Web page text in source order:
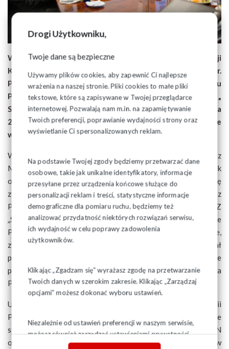
Drogi Użytkowniku,
Twoje dane są bezpieczne
Używamy plików cookies, aby zapewnić Ci najlepsze
wrażenia na naszej stronie. Pliki cookies to małe pliki
tekstowe, które są zapisywane w Twojej przeglądarce
internetowej. Pozwalają nam m.in. na zapamiętywanie
Twoich preferencji, poprawianie wydajności strony oraz
wyświetlanie Ci spersonalizowanych reklam.
Na podstawie Twojej zgody będziemy przetwarzać dane
osobowe, takie jak unikalne identyfikatory, informacje
przesyłane przez urządzenia końcowe służące do
personalizacji reklam i treści, statystyczne informacje
demograficzne dla pomiaru ruchu, będziemy też
analizować przydatność niektórych rozwiązań serwisu,
ich wydajność w celu poprawy zadowolenia
użytkowników.
Klikając „Zgadzam się” wyrażasz zgodę na przetwarzanie
Twoich danych w szerokim zakresie. Klikając „Zarządzaj
opcjami” możesz dokonać wyboru ustawień.
Niezależnie od ustawień preferencji w naszym serwisie,
możesz również zarządzać ustawieniami prywatności
swojej przeglądarki. Więcej informacji o przetwarzaniu
W odpowiedzi na prośbę Przewodniczącego Komisji
Krajowej NSZZ „Solidarność” Piotra Dudy, 15 listopada br.
Prezydent Andrzej Duda rozmawiał w Pałacu
Prezydenckim z przedstawicielami rządu i oświatowej „
Solidarności” na temat realizacji porozumienia z 7 kwietnia
2019 r. dotyczącego m.in. zmian w systemie
wynagradzania i poprawy warunków pracy nauczycieli.
W spotkaniu stronę rządową reprezentował premier Mateusz
Morawiecki, Minister Edukacji i Nauki Przemysław Czarnek
oraz Wiceminister MEN Dariusz Piontkowski, a stronę
związkową Szef KK NSZZ „Solidarność” Piotr Duda oraz
Przewodniczący Krajowej Sekcji Oświaty i Wychowania NSZZ
„Solidarność” Ryszard Proksa. Strony zgodnie oceniły, że
Porozumienie w większości punktów zostało zrealizowane,
zwłaszcza odnośnie podwyżek płac nauczycieli. Pozostał
punkt VI. Porozumienia, którego realizacja będzie
przedmiotem dalszych rozmów z udziałem przedstawiciela
Prezydenta RP – patrona tego dialogu.
Uczestnicząca w spotkaniu Sekretarz Stanu w Kancelarii
Prezydenta RP Bogna Janke poinformowała, że najbliższe
spotkanie oświatowej „Solidarności” i przedstawicieli MEN
odbędzie się – zgodnie z rekomendacją Pana Prezydenta - w